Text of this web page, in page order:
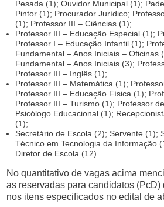
Pesada (1); Ouvidor Municipal (1);
Pintor (1); Procurador Jurídico;
(1); Professor III – Ciências (1);
Professor III – Educação Especial (1);
Professor I – Educação Infantil (1);
Fundamental – Anos Iniciais – Oficinas
Fundamental – Anos Iniciais (3);
Professor III – Inglês (1);
Professor III – Matemática (1);
Professor III – Educação Física (1);
Professor III – Turismo (1); Professor
Psicólogo Educacional (1);
(1);
Secretário de Escola (2); Servente (1);
Técnico em Tecnologia da Informação
Diretor de Escola (12).
No quantitativo de vagas acima
as reservadas para candidatos (PcD)
nos itens especificados no edital de